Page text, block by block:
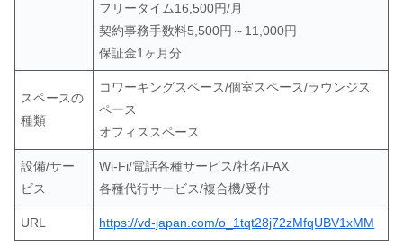
フリータイム16,500円/月
契約事務手数料5,500円～11,000円
保証金1ヶ月分
スペースの
種類
コワーキングスペース/個室スペース/ラウンジス
ペース
オフィススペース
設備/サー
ビス
Wi-Fi/電話各種サービス/社名/FAX
各種代行サービス/複合機/受付
URL https://vd-japan.com/o_1tqt28j72zMfqUBV1xMM